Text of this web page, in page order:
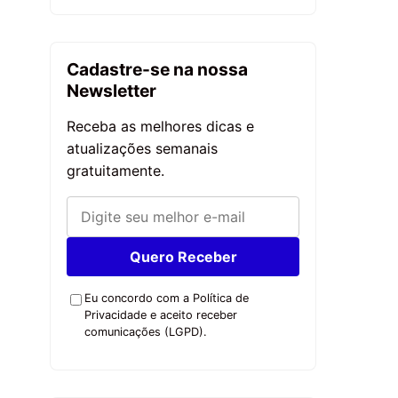
Cadastre-se na nossa
Newsletter
Receba as melhores dicas e
atualizações semanais
gratuitamente.
Quero Receber
Eu concordo com a Política de
Privacidade e aceito receber
comunicações (LGPD).